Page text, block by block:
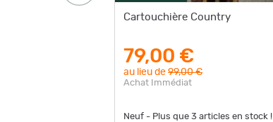
Cartouchière Country
79,00 €
au lieu de 99,00 €
Achat Immédiat
Neuf - Plus que 3 articles en stock !